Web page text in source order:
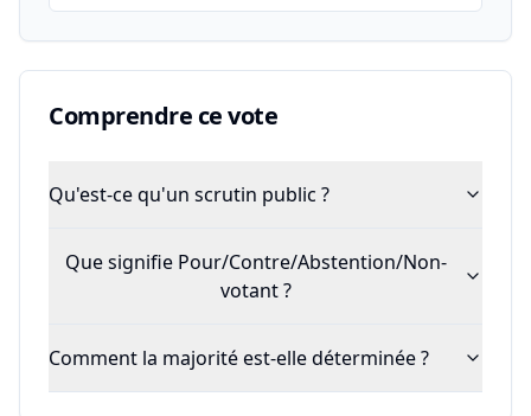
Comprendre ce vote
Qu'est-ce qu'un scrutin public ?
Que signifie Pour/Contre/Abstention/Non-
votant ?
Comment la majorité est-elle déterminée ?